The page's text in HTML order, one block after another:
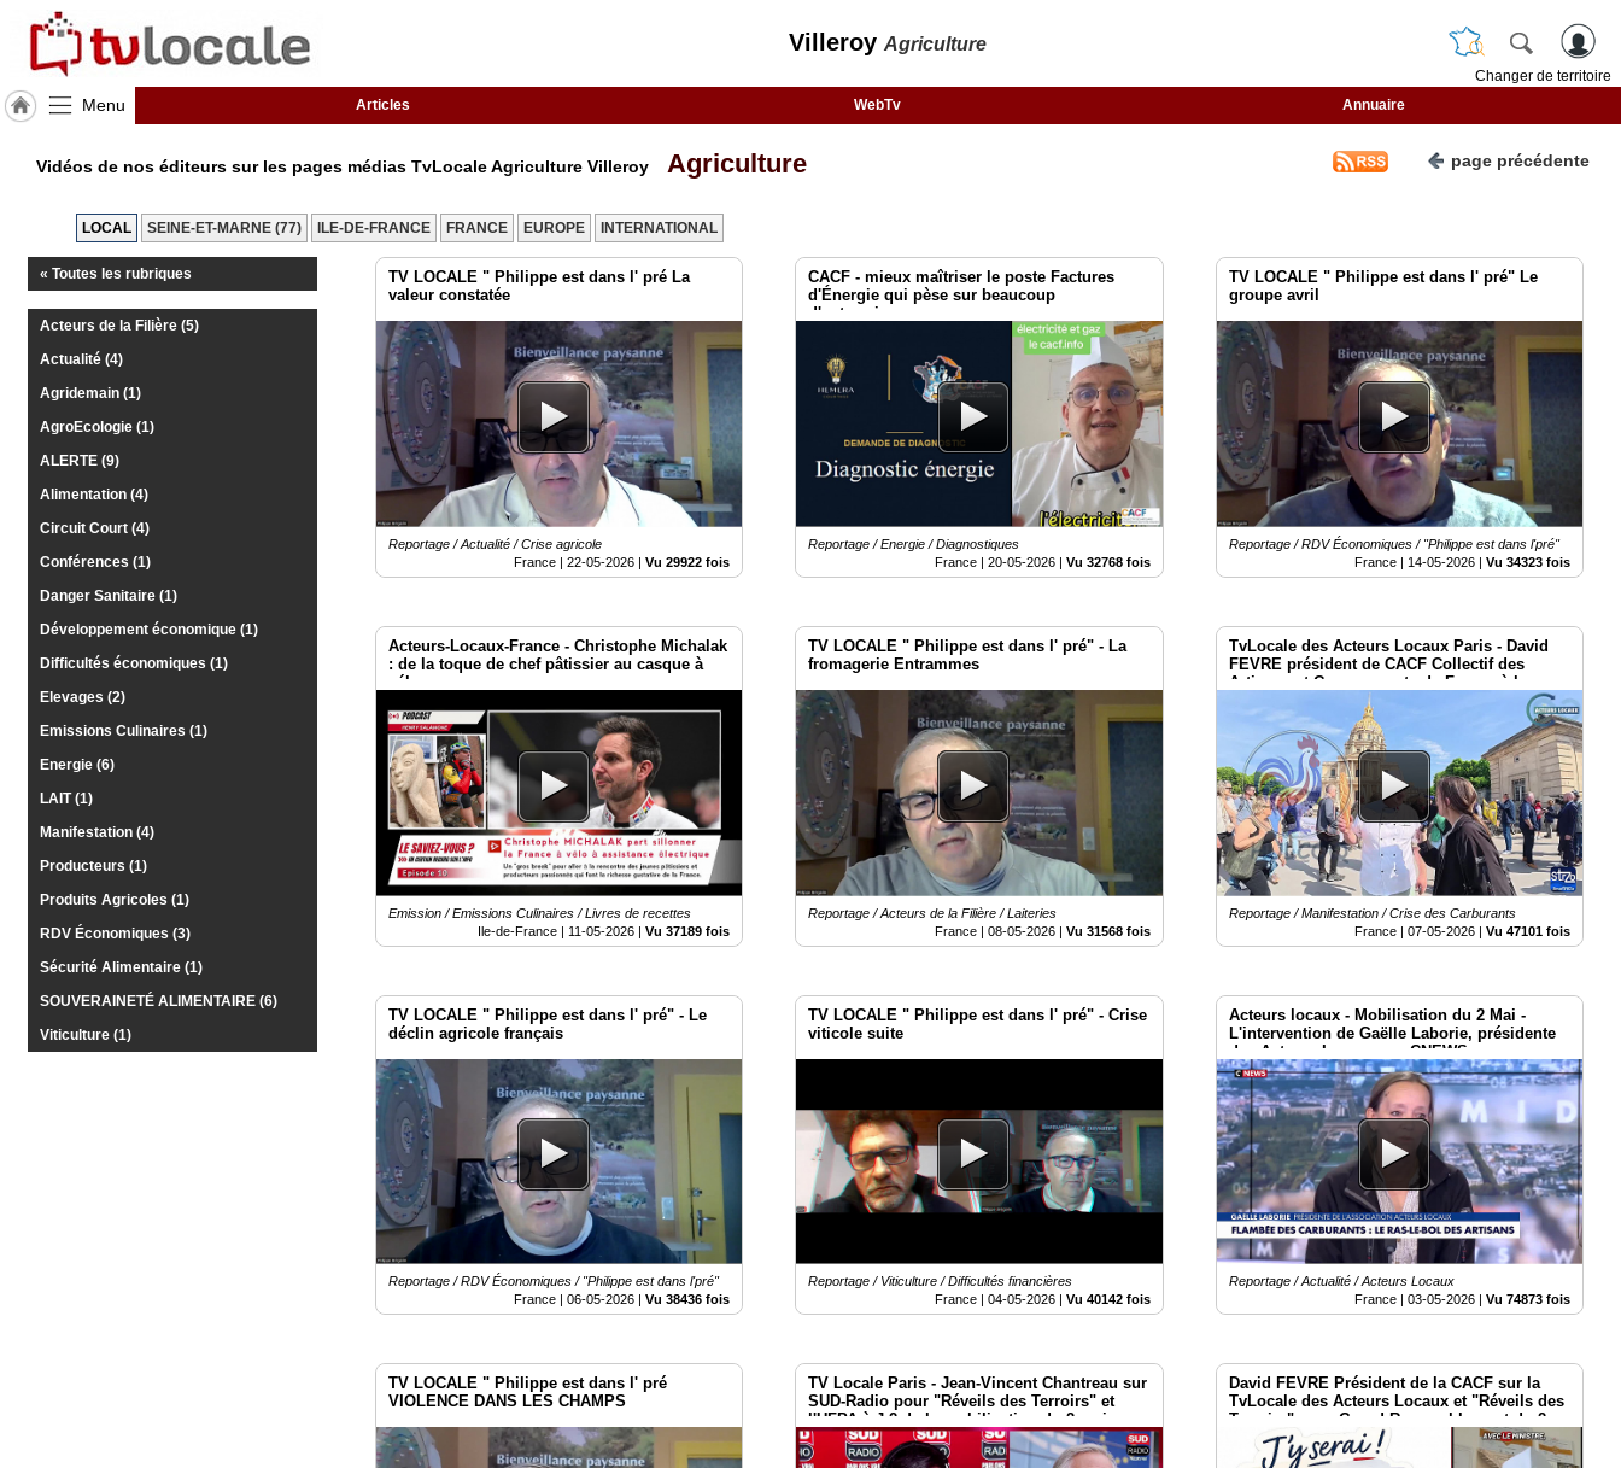
Villeroy Agriculture
Changer de territoire
Menu Articles WebTv Annuaire
TvLocale
France
Gazette
Vidéos
Médias
groupe
Blogs
Inscription
éditeur
Vidéos de nos éditeurs sur les pages médias TvLocale Agriculture Villeroy Agriculture page précédente
LOCAL SEINE-ET-MARNE (77) ILE-DE-FRANCE FRANCE EUROPE INTERNATIONAL
« Toutes les rubriques
Acteurs de la Filière (5)
Actualité (4)
Agridemain (1)
AgroEcologie (1)
ALERTE (9)
Alimentation (4)
Circuit Court (4)
Conférences (1)
Danger Sanitaire (1)
Développement économique (1)
Difficultés économiques (1)
Elevages (2)
Emissions Culinaires (1)
Energie (6)
LAIT (1)
Manifestation (4)
Producteurs (1)
Produits Agricoles (1)
RDV Économiques (3)
Sécurité Alimentaire (1)
SOUVERAINETÉ ALIMENTAIRE (6)
Viticulture (1)
TV LOCALE " Philippe est dans l' pré La
valeur constatée
Reportage / Actualité / Crise agricole
France |22-05-2026 |Vu 29922 fois
CACF - mieux maîtriser le poste Factures
d'Énergie qui pèse sur beaucoup
d'entreprises
Reportage / Energie / Diagnostiques
France | 20-05-2026| Vu 32768 fois
TV LOCALE " Philippe est dans l' pré" Le
groupe avril
Reportage / RDV Économiques / "Philippe est dans l'pré"
France | 14-05-2026 |Vu 34323 fois
Acteurs-Locaux-France - Christophe Michalak
: de la toque de chef pâtissier au casque à
vélo
Emission / Emissions Culinaires / Livres de recettes
Ile-de-France | 11-05-2026 |Vu 37189 fois
TV LOCALE " Philippe est dans l' pré" - La
fromagerie Entrammes
Reportage / Acteurs de la Filière / Laiteries
France | 08-05-2026| Vu 31568 fois
TvLocale des Acteurs Locaux Paris - David
FEVRE président de CACF Collectif des
Artisans et Commerçants de France à la
Mobilisation de Paris le 2 mai 2026
Reportage / Manifestation / Crise des Carburants
France |07-05-2026 |Vu 47101 fois
TV LOCALE " Philippe est dans l' pré" - Le
déclin agricole français
Reportage / RDV Économiques / "Philippe est dans l'pré"
France |06-05-2026 |Vu 38436 fois
TV LOCALE " Philippe est dans l' pré" - Crise
viticole suite
Reportage / Viticulture / Difficultés financières
France | 04-05-2026| Vu 40142 fois
Acteurs locaux - Mobilisation du 2 Mai -
L'intervention de Gaëlle Laborie, présidente
des Acteurs Locaux sur CNEWS
Reportage / Actualité / Acteurs Locaux
France |03-05-2026 |Vu 74873 fois
TV LOCALE " Philippe est dans l' pré
VIOLENCE DANS LES CHAMPS
TV Locale Paris - Jean-Vincent Chantreau sur
SUD-Radio pour "Réveils des Terroirs" et
l'UFPA à J-2 de la mobilisation du 2 mai
Place Vauban - Paris
David FEVRE Président de la CACF sur la
TvLocale des Acteurs Locaux et "Réveils des
Terroirs" pour Grand Rassemblement du 2
mai Place Vauban à Paris